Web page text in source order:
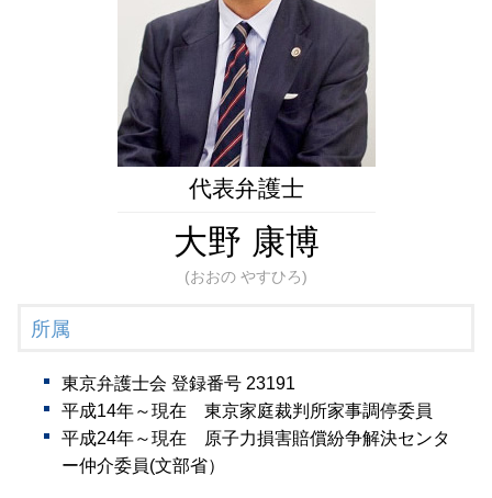
成年後見人 役割
任意後見監督人
任意後見人
相続問題 弁護士 相談 新橋
生前対策 弁護士 相談 都内
成年後見 弁護士 相談 新橋
生前対策 弁護士 相談 新橋
成年後見 弁護士 相談 港区
遺言書作成 弁護士 相談 東京23区
遺言書作成 弁護士 相談 全国対応
代表弁護士
大野 康博
(おおの やすひろ)
所属
東京弁護士会 登録番号 23191
平成14年～現在 東京家庭裁判所家事調停委員
平成24年～現在 原子力損害賠償紛争解決センタ
ー仲介委員(文部省）